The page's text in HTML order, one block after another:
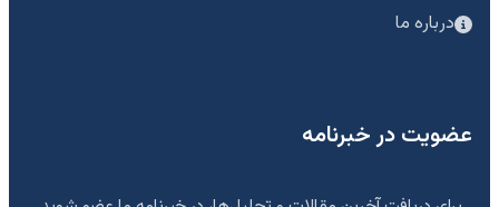
درباره ما
عضویت در خبرنامه